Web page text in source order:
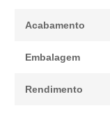
Acabamento
Embalagem
Rendimento